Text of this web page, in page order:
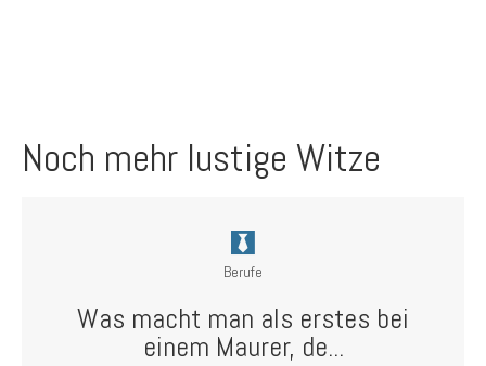
Noch mehr lustige Witze
Berufe
Was macht man als erstes bei
einem Maurer, de...